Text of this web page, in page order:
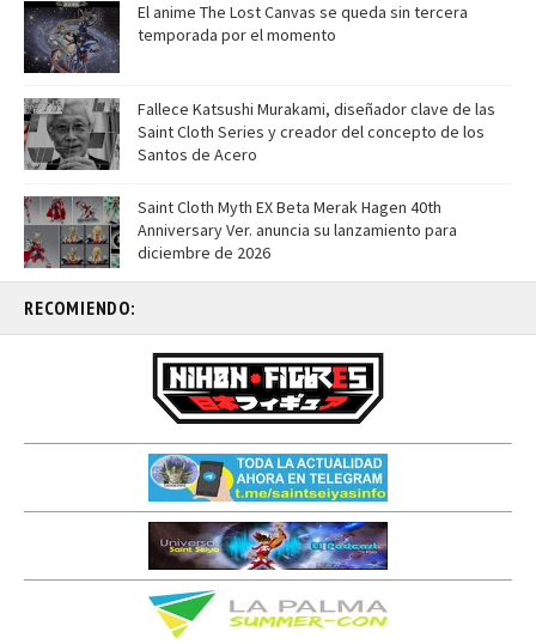
El anime The Lost Canvas se queda sin tercera
temporada por el momento
Fallece Katsushi Murakami, diseñador clave de las
Saint Cloth Series y creador del concepto de los
Santos de Acero
Saint Cloth Myth EX Beta Merak Hagen 40th
Anniversary Ver. anuncia su lanzamiento para
diciembre de 2026
RECOMIENDO: